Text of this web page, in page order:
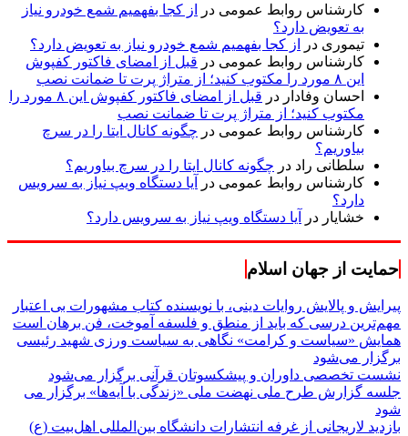
کارشناس روابط عمومی در
از کجا بفهمیم شمع خودرو نیاز
به تعویض دارد؟
تیموری در
از کجا بفهمیم شمع خودرو نیاز به تعویض دارد؟
کارشناس روابط عمومی در قبل از امضای فاکتور کفپوش
این ۸ مورد را مکتوب کنید؛ از متراژ پرت تا ضمانت نصب
احسان وفادار در
قبل از امضای فاکتور کفپوش این ۸ مورد را
مکتوب کنید؛ از متراژ پرت تا ضمانت نصب
کارشناس روابط عمومی در چگونه کانال ایتا را در سرچ
بیاوریم؟
سلطانی راد در چگونه کانال ایتا را در سرچ بیاوریم؟
کارشناس روابط عمومی در
آیا دستگاه ویپ نیاز به سرویس
دارد؟
خشایار در آیا دستگاه ویپ نیاز به سرویس دارد؟
حمایت از جهان اسلام
پیرایش و پالایش روایات دینی، با نویسنده کتاب مشهورات بی اعتبار
مهم‌ترین درسی که باید از منطق و فلسفه آموخت، فن برهان است
همایش «سیاست و کرامت» نگاهی به سیاست ورزی شهید رئیسی
برگزار می‌شود
نشست تخصصی داوران و پیشکسوتان قرآنی برگزار می‌شود
جلسه گزارش طرح ملی نهضت ملی «زندگی با آیه‌ها» برگزار می
شود
بازدید لاریجانی از غرفه انتشارات دانشگاه بین‌المللی اهل‌بیت (ع)